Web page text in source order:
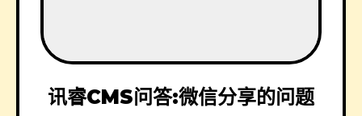
讯睿CMS问答:微信分享的问题